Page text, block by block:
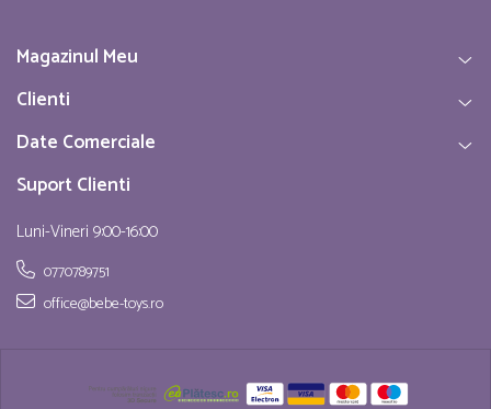
Magazinul Meu
Clienti
Date Comerciale
Suport Clienti
Luni-Vineri 9:00-16:00
0770789751
office@bebe-toys.ro